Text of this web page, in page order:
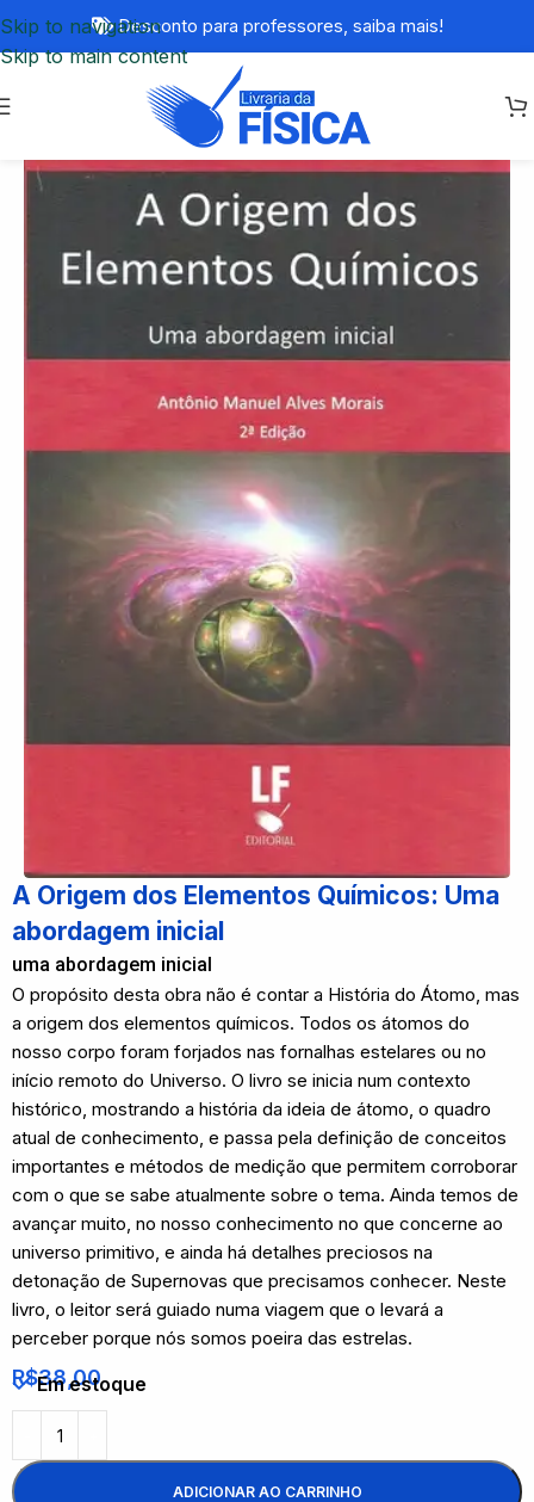
Skip to navigation
Skip to main content
Desconto para professores, saiba mais!
A Origem dos Elementos Químicos: Uma
abordagem inicial
uma abordagem inicial
O propósito desta obra não é contar a História do Átomo, mas
a origem dos elementos químicos. Todos os átomos do
nosso corpo foram forjados nas fornalhas estelares ou no
início remoto do Universo. O livro se inicia num contexto
histórico, mostrando a história da ideia de átomo, o quadro
atual de conhecimento, e passa pela definição de conceitos
importantes e métodos de medição que permitem corroborar
com o que se sabe atualmente sobre o tema. Ainda temos de
avançar muito, no nosso conhecimento no que concerne ao
universo primitivo, e ainda há detalhes preciosos na
detonação de Supernovas que precisamos conhecer. Neste
livro, o leitor será guiado numa viagem que o levará a
perceber porque nós somos poeira das estrelas.
R$38,00
Em estoque
ADICIONAR AO CARRINHO